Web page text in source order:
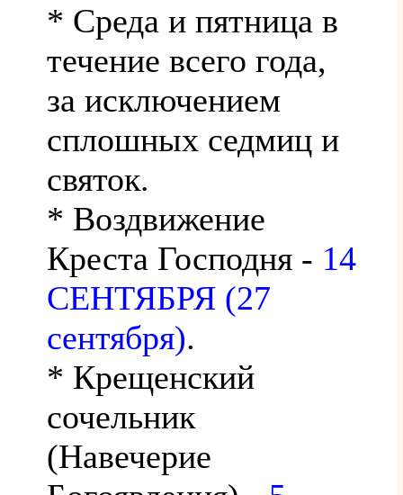
* Среда и пятница в
течение всего года,
за исключением
сплошных седмиц и
святок.
* Воздвижение
Креста Господня - 14
СЕНТЯБРЯ (27
сентября).
* Крещенский
сочельник
(Навечерие